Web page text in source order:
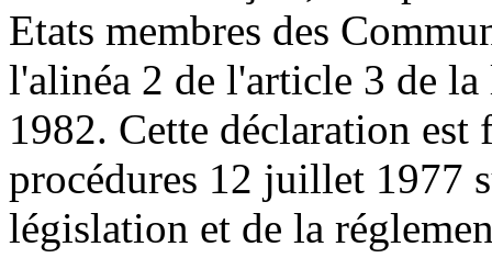
Etats membres des
l'alinéa 2 de l'article 3 de
1982. Cette déclaration est
procédures 12 juillet 1977
législation et de la